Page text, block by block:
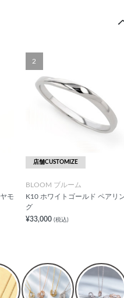
モ
2
店舗CUSTOMIZE
BLOOM ブルーム
K10 ホワイトゴールド ペアリ
グ
¥33,000 (税込)